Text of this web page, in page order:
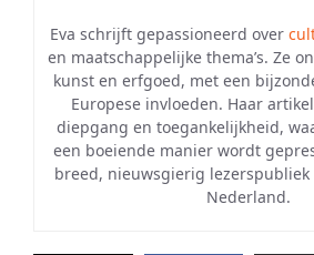
Eva schrijft gepassioneerd over
en maatschappelijke thema’s. Ze
kunst en erfgoed, met een
Europese invloeden. Haar
diepgang en toegankelijkheid,
een boeiende manier wordt
breed, nieuwsgierig
Nederland.